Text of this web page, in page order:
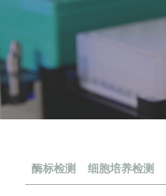
酶标检测 细胞培养检测